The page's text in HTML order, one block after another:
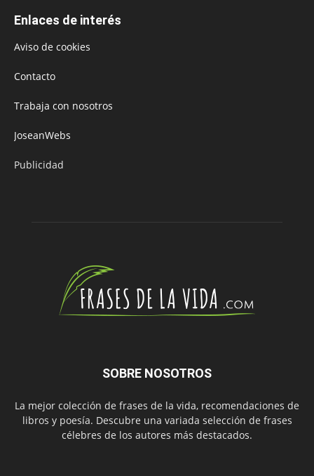
Enlaces de interés
Aviso de cookies
Contacto
Trabaja con nosotros
JoseanWebs
Publicidad
SOBRE NOSOTROS
La mejor colección de frases de la vida, recomendaciones de
libros y poesía. Descubre una variada selección de frases
célebres de los autores más destacados.